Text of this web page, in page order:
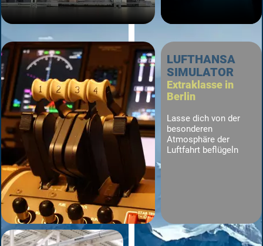
LUFTHANSA
SIMULATOR
Extraklasse in
Berlin
Lasse dich von der
besonderen
Atmosphäre der
Luftfahrt beflügeln